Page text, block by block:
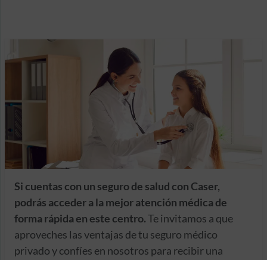
Si cuentas con un seguro de salud con Caser,
podrás acceder a la mejor atención médica de
forma rápida en este centro.Te invitamos a que
aproveches las ventajas de tu seguro médico
privado y confíes en nosotros para recibir una